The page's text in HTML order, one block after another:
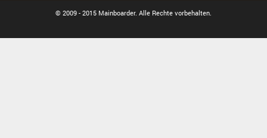
© 2009 - 2015 Mainboarder. Alle Rechte vorbehalten.